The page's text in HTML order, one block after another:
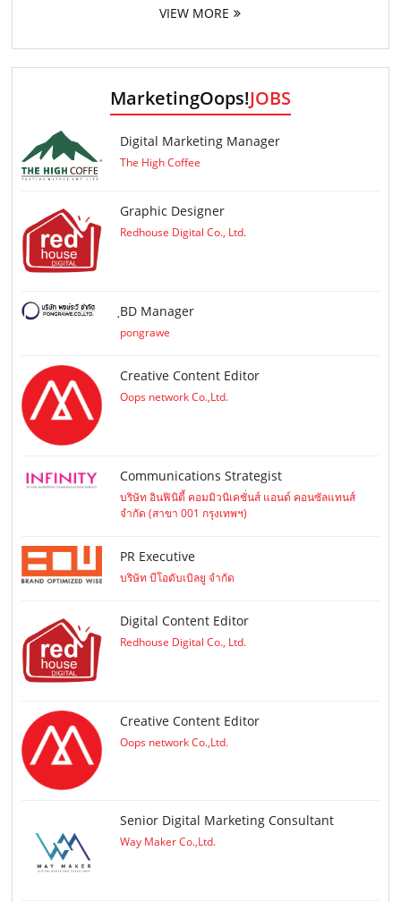
VIEW MORE
MarketingOops!JOBS
Digital Marketing Manager
The High Coffee
Graphic Designer
Redhouse Digital Co., Ltd.
ฺBD Manager
pongrawe
Creative Content Editor
Oops network Co.,Ltd.
Communications Strategist
บริษัท อินฟินิตี้ คอมมิวนิเคชั่นส์ แอนด์ คอนซัลแทนส์
จำกัด (สาขา 001 กรุงเทพฯ)
PR Executive
บริษัท บีโอดับเบิลยู จำกัด
Digital Content Editor
Redhouse Digital Co., Ltd.
Creative Content Editor
Oops network Co.,Ltd.
Senior Digital Marketing Consultant
Way Maker Co.,Ltd.